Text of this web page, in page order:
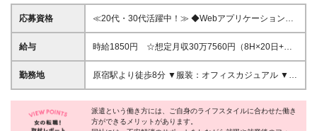
応募資格
≪20代・30代活躍中！≫ ◆Webアプリケーションサ
ービスもしくはクラウドサービス等の問い合わせ対応
経験 ◆メールやチャット対応の経験 ※ブランクがあ
気軽にご応募ください！ ※ご経歴をなるべく詳細に記
載いただけると、面談までがスムーズです！
給与
時給1850円 ☆想定月収30万7560円（8H×20日+残
業5H） ※交通費全額支給 ※在宅日数に応じて、在宅
勤務手当あり
勤務地
原宿駅より徒歩8分 ▼服装：オフィスカジュアル ▼働
き方：完全在宅勤務 ※初日からリモート勤務になりま
す ▼受動喫煙対策：屋内禁煙
派遣という働き方には、ご自身のライフスタイルに合わせた働き
方ができるメリットがあります。